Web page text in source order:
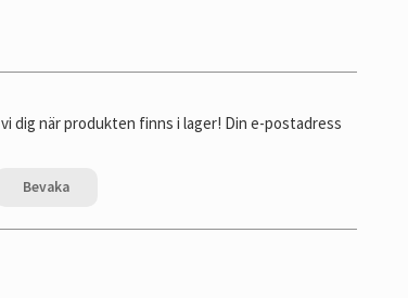
dig när produkten finns i lager! Din e-postadress
Bevaka